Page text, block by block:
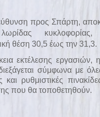
προς Σπάρτη,
λωρίδας
θέση 30,5 έως την 31,3.
εκτέλεσης εργασιών,
σύμφωνα με
και ρυθμιστικές
που θα τοποθετηθούν.